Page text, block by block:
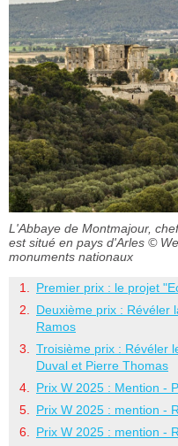
L'Abbaye de Montmajour,
est situé en pays d'Arles ©
monuments nationaux
Premier prix : le projet
Deuxième prix : Révéler
Ramos
Troisième prix : Révéler
Duval et Pierre Thomas
Prix W 2025 : Mention -
Prix W 2025 : mention -
Prix W 2025 : mention -